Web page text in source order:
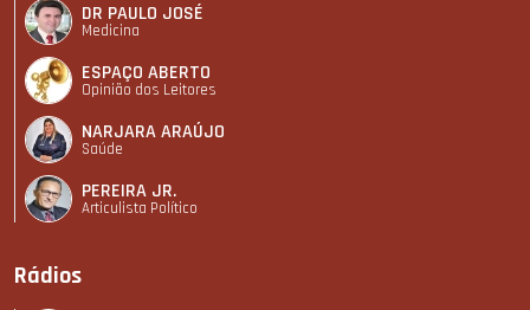
DR PAULO JOSÉ
Medicina
ESPAÇO ABERTO
Opinião dos Leitores
NARJARA ARAÚJO
Saúde
PEREIRA JR.
Articulista Polí­tico
Rádios